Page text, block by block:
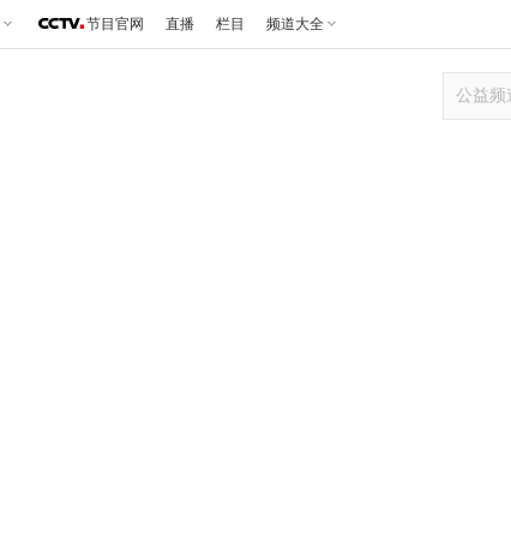
节目官网 直播 栏目 频道大全